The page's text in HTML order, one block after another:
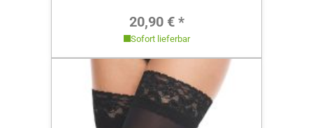
Regulärer Preis:
20,90 € *
Sofort lieferbar